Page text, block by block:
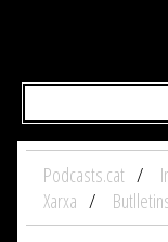
Podcasts.cat
Xarxa